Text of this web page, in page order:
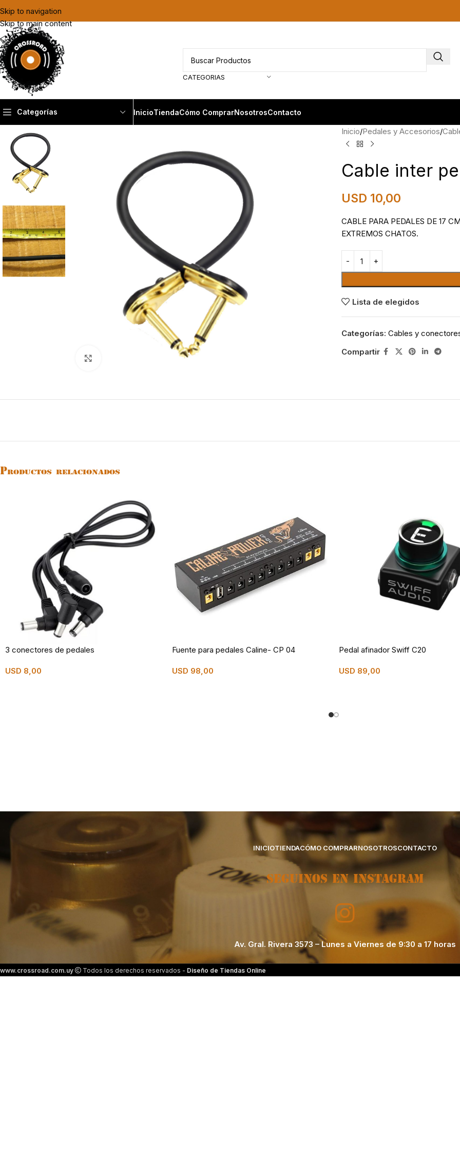
Skip to navigation
Skip to main content
CATEGORIAS
Categorías InicioTiendaCómo ComprarNosotrosContacto
Inicio Pedales y Accesorios
Cable inter
USD 10,00
CABLE PARA PEDALES DE 17
EXTREMOS CHATOS.
Lista de elegidos
Categorías: Cables y
Compartir
Productos relacionados
3 conectores de pedales
USD 8,00
Fuente para pedales Caline- CP 04
USD 98,00
Pedal afinador Swiff C20
USD 89,00
INICIOTIENDACÓMO COMPRARNOSOTROSCONTACTO
SEGUINOS EN INSTAGRAM
Av. Gral. Rivera 3573 – Lunes a Viernes de 9:30 a 17 horas
www.crossroad.com.uy Todos los derechos reservados - Diseño de Tiendas Online